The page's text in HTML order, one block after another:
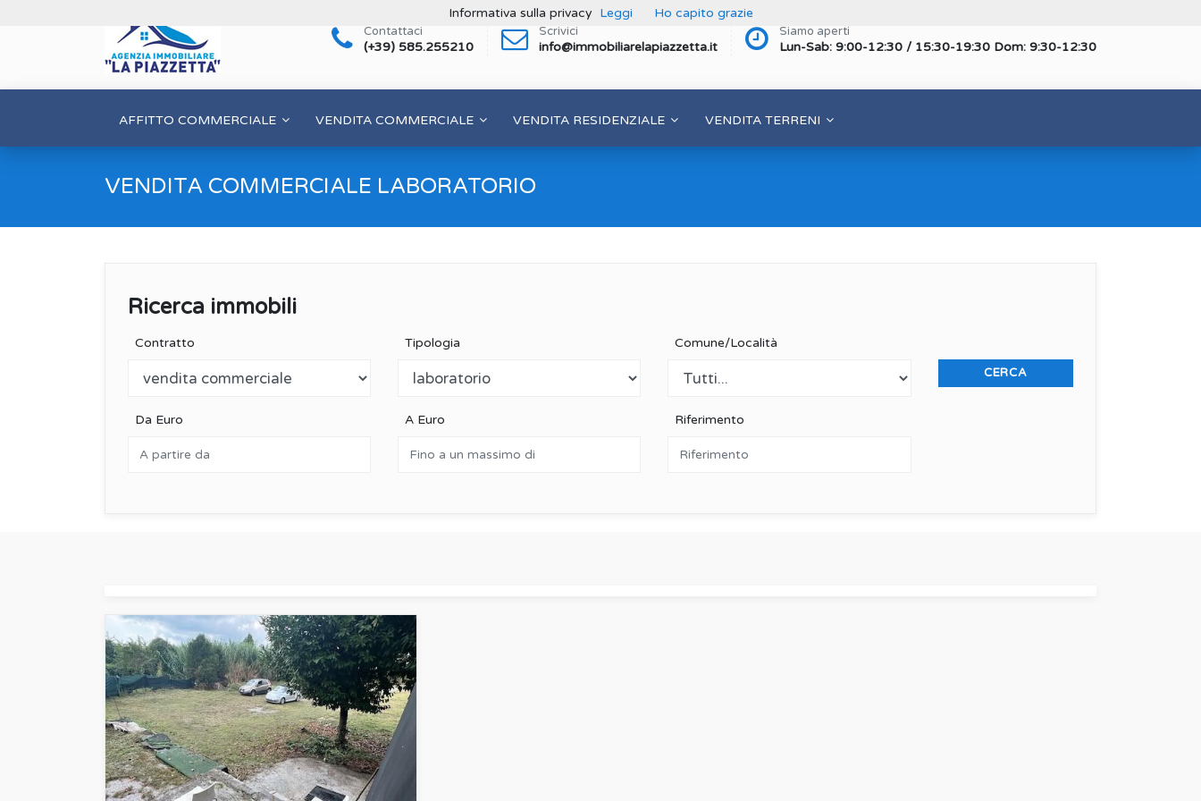
Contattaci
(+39) 585.255210
Scrivici
info@immobiliarelapiazzetta.it
Siamo aperti
Lun-Sab: 9:00-12:30 / 15:30-19:30 Dom: 9:30-12:30
AFFITTO COMMERCIALE VENDITA COMMERCIALE VENDITA RESIDENZIALE VENDITA TERRENI
VENDITA COMMERCIALE LABORATORIO
Ricerca immobili
Contratto Tipologia Comune/Località
Da Euro A Euro Riferimento
Informativa sulla privacy Leggi Ho capito grazie